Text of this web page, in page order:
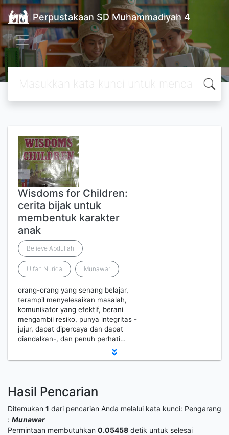
Perpustakaan SD Muhammadiyah 4
Wisdoms for Children:
cerita bijak untuk
membentuk karakter
anak
Believe Abdullah
Ulfah Nurida Munawar
orang-orang yang senang belajar,
terampil menyelesaikan masalah,
komunikator yang efektif, berani
mengambil resiko, punya integritas -
jujur, dapat dipercaya dan dapat
diandalkan-, dan penuh perhati…
Hasil Pencarian
Ditemukan 1 dari pencarian Anda melalui kata kunci: Pengarang
: Munawar
Permintaan membutuhkan 0.05458 detik untuk selesai